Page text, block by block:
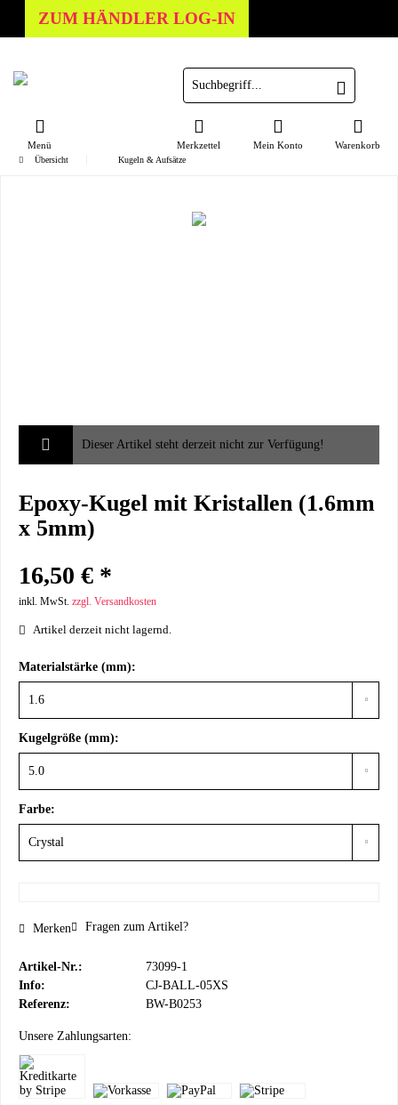
ZUM HÄNDLER LOG-IN
Menü Warenkorb
Merkzettel Mein Konto
Übersicht Kugeln & Aufsätze
Dieser Artikel steht derzeit nicht zur Verfügung!
Epoxy-Kugel mit Kristallen (1.6mm
x 5mm)
16,50 € *
inkl. MwSt. zzgl. Versandkosten
Artikel derzeit nicht lagernd.
Materialstärke (mm):
Kugelgröße (mm):
Farbe:
Merken Fragen zum Artikel?
Artikel-Nr.:
73099-1
Info:
CJ-BALL-05XS
Referenz:
BW-B0253
Unsere Zahlungsarten: